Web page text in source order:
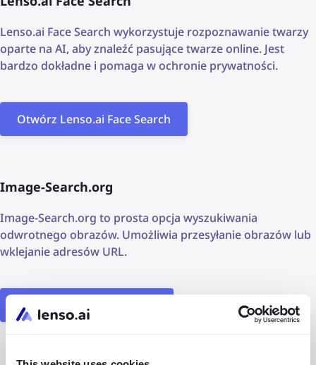
Lenso.ai Face Search wykorzystuje rozpoznawanie twarzy
oparte na AI, aby znaleźć pasujące twarze online. Jest
bardzo dokładne i pomaga w ochronie prywatności.
Otwórz Lenso.ai Face Search
Image-Search.org
Image-Search.org to prosta opcja wyszukiwania
odwrotnego obrazów. Umożliwia przesyłanie obrazów lub
wklejanie adresów URL.
Otwórz Image-Search.org